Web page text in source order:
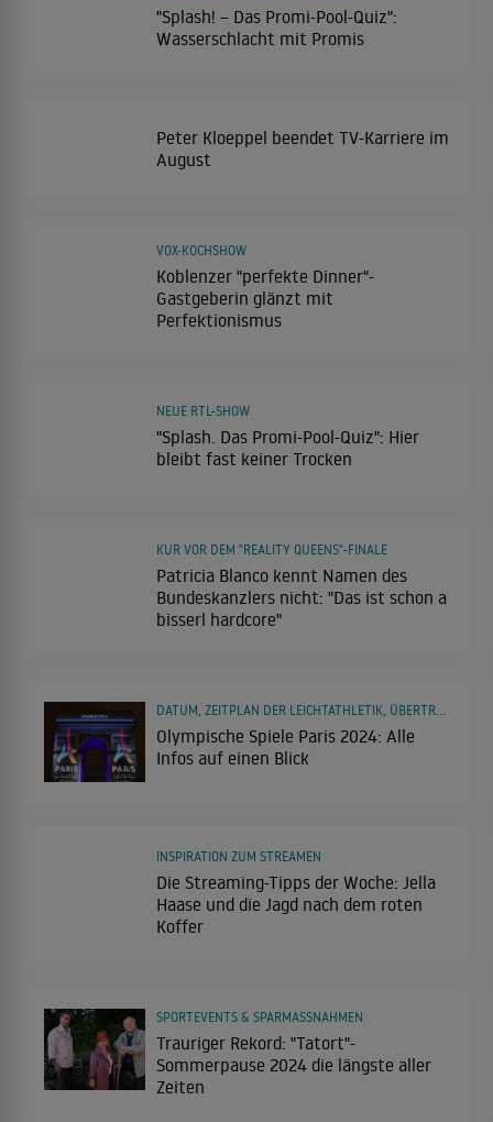
"Splash! – Das Promi-Pool-Quiz":
Wasserschlacht mit Promis
Peter Kloeppel beendet TV-Karriere im
August
Koblenzer "perfekte Dinner"-
Gastgeberin glänzt mit
Perfektionismus
VOX-KOCHSHOW
"Splash. Das Promi-Pool-Quiz": Hier
bleibt fast keiner Trocken
NEUE RTL-SHOW
Patricia Blanco kennt Namen des
Bundeskanzlers nicht: "Das ist schon a
bisserl hardcore"
KUR VOR DEM "REALITY QUEENS"-FINALE
Olympische Spiele Paris 2024: Alle
Infos auf einen Blick
Die Streaming-Tipps der Woche: Jella
Haase und die Jagd nach dem roten
Koffer
INSPIRATION ZUM STREAMEN
Trauriger Rekord: "Tatort"-
Sommerpause 2024 die längste aller
Zeiten
SPORTEVENTS & SPARMASSNAHMEN